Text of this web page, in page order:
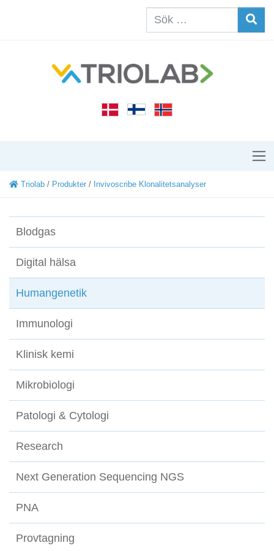
Triolab / Produkter / Invivoscribe Klonalitetsanalyser
Blodgas
Digital hälsa
Humangenetik
Immunologi
Klinisk kemi
Mikrobiologi
Patologi & Cytologi
Research
Next Generation Sequencing NGS
PNA
Provtagning